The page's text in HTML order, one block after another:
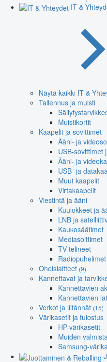
IT &
Näytä kaikki IT &
Tallennus ja muisti
Muistikortit
Kaapelit ja sovittimet
Ääni- ja
USB-sovittimet
Ääni- ja
USB- ja
Muut kaapelit
Virtakaapelit
Viestintä ja ääni
Kuulokkeet ja
LNB ja
Kaukosäätimet
Mediasoittimet
TV-telineet
Oheislaitteet (9)
Kannettavat ja
Kannettavien
Kannettavien
Verkot ja liitännät (15)
Värikasetit ja tulostus
HP-värikasetit
Muiden
Samsung-